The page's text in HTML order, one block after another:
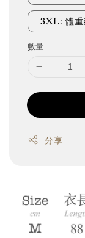
3XL: 體
數量
分享